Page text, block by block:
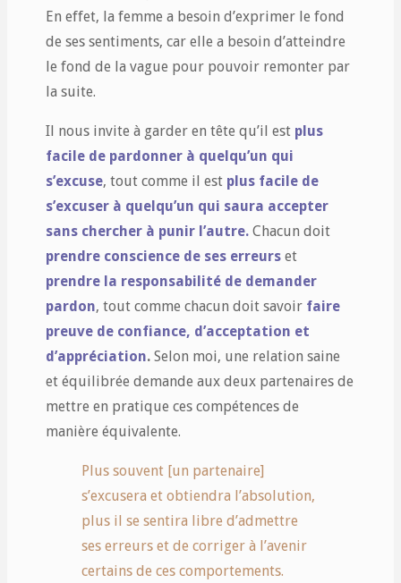
En effet, la femme a besoin d’exprimer le fond
de ses sentiments, car elle a besoin d’atteindre
le fond de la vague pour pouvoir remonter par
la suite.
Il nous invite à garder en tête qu’il est plus
facile de pardonner à quelqu’un qui
s’excuse, tout comme il est plus facile de
s’excuser à quelqu’un qui saura accepter
sans chercher à punir l’autre. Chacun doit
prendre conscience de ses erreurs et
prendre la responsabilité de demander
pardon, tout comme chacun doit savoir faire
preuve de confiance, d’acceptation et
d’appréciation. Selon moi, une relation saine
et équilibrée demande aux deux partenaires de
mettre en pratique ces compétences de
manière équivalente.
Plus souvent [un partenaire]
s’excusera et obtiendra l’absolution,
plus il se sentira libre d’admettre
ses erreurs et de corriger à l’avenir
certains de ces comportements.